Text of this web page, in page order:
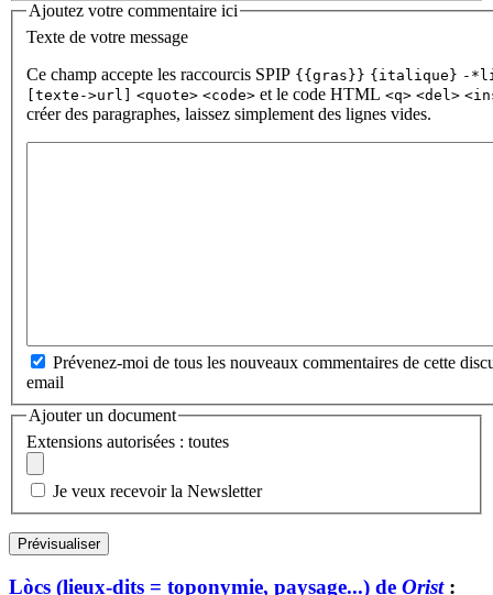
Ajoutez votre commentaire ici
Texte de votre message
Ce champ accepte les raccourcis SPIP {{gras}} {italique} -
[texte->url]
<quote> <code> et le code HTML <q> <del>
créer des paragraphes, laissez simplement des lignes vides.
Prévenez-moi de tous les nouveaux commentaires de cette
email
Ajouter un document
Extensions autorisées : toutes
Je veux recevoir la Newsletter
Lòcs (lieux-dits = toponymie, paysage...) de Orist: